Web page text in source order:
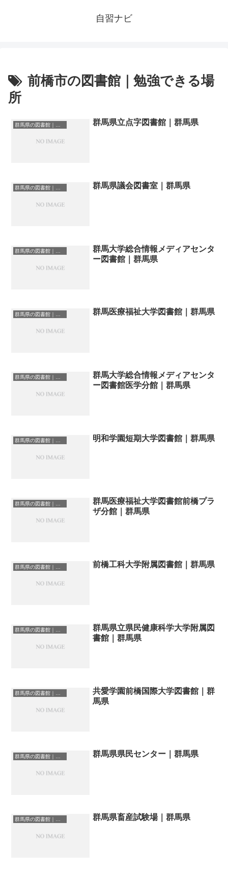
自習ナビ
前橋市の図書館｜勉強できる場
所
群馬県立点字図書館｜群馬県
群馬県の図書館｜勉強できる場所 群馬県議会図書室｜群馬県
群馬大学総合情報メディアセンタ
ー図書館｜群馬県
群馬医療福祉大学図書館｜群馬県
群馬県の図書館｜勉強できる場所
群馬大学総合情報メディアセンタ
ー図書館医学分館｜群馬県
明和学園短期大学図書館｜群馬県
群馬医療福祉大学図書館前橋プラ
ザ分館｜群馬県
前橋工科大学附属図書館｜群馬県
群馬県の図書館｜勉強できる場所
群馬県立県民健康科学大学附属図
書館｜群馬県
共愛学園前橋国際大学図書館｜群
馬県
群馬県県民センター｜群馬県
群馬県の図書館｜勉強できる場所 群馬県畜産試験場｜群馬県